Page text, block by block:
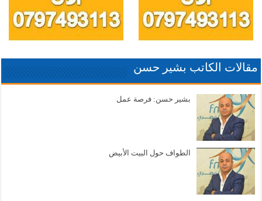
مقالات الكاتب بشير حسن
بشير حسن: فرصة عمل
الطواف حول البيت الأبيض